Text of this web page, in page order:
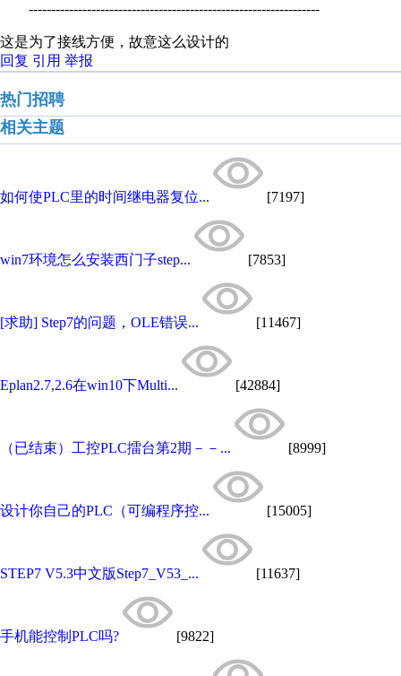
-----------------------------------------------------------------
这是为了接线方便，故意这么设计的
回复 引用 举报
热门招聘
相关主题
如何使PLC里的时间继电器复位... [7197]
win7环境怎么安装西门子step... [7853]
[求助] Step7的问题，OLE错误... [11467]
Eplan2.7,2.6在win10下Multi... [42884]
（已结束）工控PLC擂台第2期－－... [8999]
设计你自己的PLC（可编程序控... [15005]
STEP7 V5.3中文版Step7_V53_... [11637]
手机能控制PLC吗? [9822]